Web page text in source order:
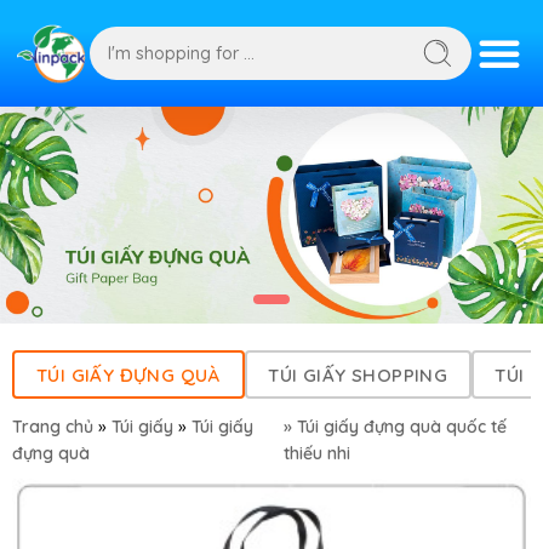
TÚI GIẤY ĐỰNG QUÀ TÚI GIẤY SHOPPING TÚI
Trang chủ » Túi giấy » Túi giấy
đựng quà
» Túi giấy đựng quà quốc tế
thiếu nhi